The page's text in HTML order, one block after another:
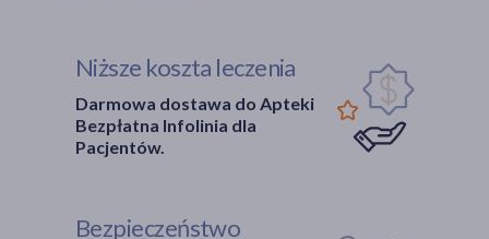
Niższe koszta leczenia
Darmowa dostawa do Apteki
Bezpłatna Infolinia dla
Pacjentów.
Bezpieczeństwo